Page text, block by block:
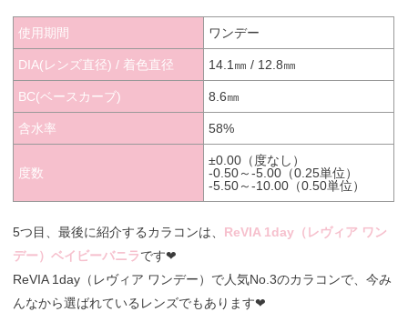
使用期間 ワンデー
DIA(レンズ直径) / 着色直径 14.1㎜ / 12.8㎜
BC(ベースカーブ) 8.6㎜
含水率 58%
度数
±0.00（度なし）
-0.50～-5.00（0.25単位）
-5.50～-10.00（0.50単位）
5つ目、最後に紹介するカラコンは、 ReVIA 1day（レヴィア ワン
デー）ベイビーバニラです❤︎
ReVIA 1day（レヴィア ワンデー）で人気No.3のカラコンで、今み
んなから選ばれているレンズでもあります❤︎